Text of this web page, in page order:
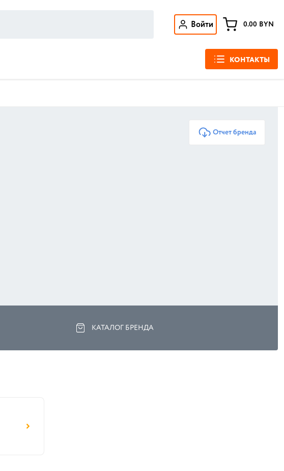
Войти 0.00 BYN
КОНТАКТЫ
Отчет бренда
КАТАЛОГ БРЕНДА